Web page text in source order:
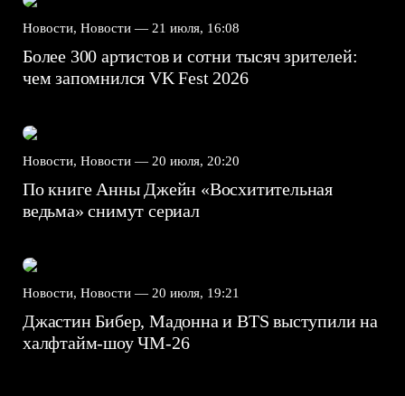
Новости, Новости — 21 июля, 16:08
Более 300 артистов и сотни тысяч зрителей:
чем запомнился VK Fest 2026
Новости, Новости — 20 июля, 20:20
По книге Анны Джейн «Восхитительная
ведьма» снимут сериал
Новости, Новости — 20 июля, 19:21
Джастин Бибер, Мадонна и BTS выступили на
халфтайм-шоу ЧМ-26